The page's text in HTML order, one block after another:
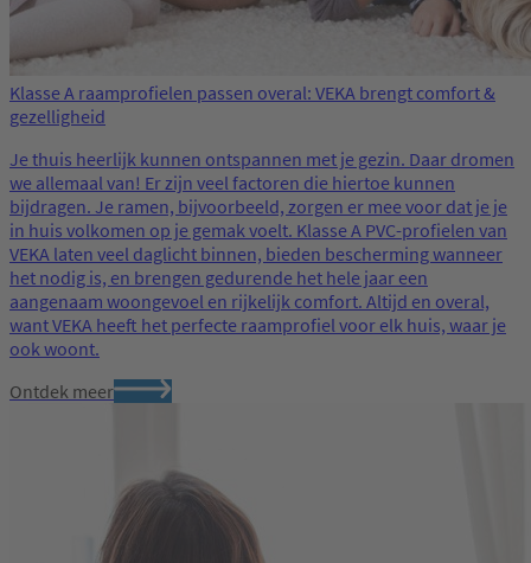
Klasse A raamprofielen passen overal: VEKA brengt comfort &
gezelligheid
Je thuis heerlijk kunnen ontspannen met je gezin. Daar dromen
we allemaal van! Er zijn veel factoren die hiertoe kunnen
bijdragen. Je ramen, bijvoorbeeld, zorgen er mee voor dat je je
in huis volkomen op je gemak voelt. Klasse A PVC-profielen van
VEKA laten veel daglicht binnen, bieden bescherming wanneer
het nodig is, en brengen gedurende het hele jaar een
aangenaam woongevoel en rijkelijk comfort. Altijd en overal,
want VEKA heeft het perfecte raamprofiel voor elk huis, waar je
ook woont.
Ontdek meer